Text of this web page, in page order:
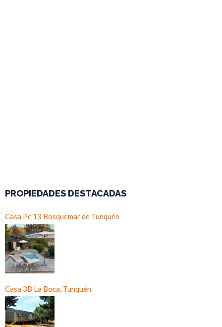
PROPIEDADES DESTACADAS
Casa Pc 13 Bosquemar de Tunquén
Casa 3B La Boca, Tunquén